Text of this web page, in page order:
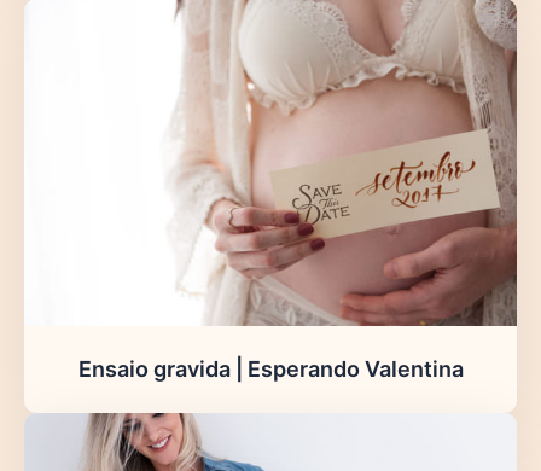
Ensaio gravida | Esperando Valentina